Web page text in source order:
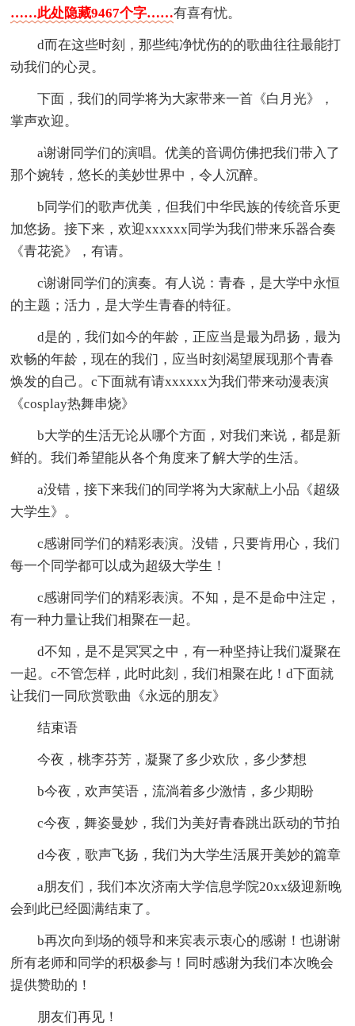
……此处隐藏9467个字……有喜有忧。
d而在这些时刻，那些纯净忧伤的的歌曲往往最能打
动我们的心灵。
下面，我们的同学将为大家带来一首《白月光》，
掌声欢迎。
a谢谢同学们的演唱。优美的音调仿佛把我们带入了
那个婉转，悠长的美妙世界中，令人沉醉。
b同学们的歌声优美，但我们中华民族的传统音乐更
加悠扬。接下来，欢迎xxxxxx同学为我们带来乐器合奏
《青花瓷》，有请。
c谢谢同学们的演奏。有人说：青春，是大学中永恒
的主题；活力，是大学生青春的特征。
d是的，我们如今的年龄，正应当是最为昂扬，最为
欢畅的年龄，现在的我们，应当时刻渴望展现那个青春
焕发的自己。c下面就有请xxxxxx为我们带来动漫表演
《cosplay热舞串烧》
b大学的生活无论从哪个方面，对我们来说，都是新
鲜的。我们希望能从各个角度来了解大学的生活。
a没错，接下来我们的同学将为大家献上小品《超级
大学生》。
c感谢同学们的精彩表演。没错，只要肯用心，我们
每一个同学都可以成为超级大学生！
c感谢同学们的精彩表演。不知，是不是命中注定，
有一种力量让我们相聚在一起。
d不知，是不是冥冥之中，有一种坚持让我们凝聚在
一起。c不管怎样，此时此刻，我们相聚在此！d下面就
让我们一同欣赏歌曲《永远的朋友》
结束语
今夜，桃李芬芳，凝聚了多少欢欣，多少梦想
b今夜，欢声笑语，流淌着多少激情，多少期盼
c今夜，舞姿曼妙，我们为美好青春跳出跃动的节拍
d今夜，歌声飞扬，我们为大学生活展开美妙的篇章
a朋友们，我们本次济南大学信息学院20xx级迎新晚
会到此已经圆满结束了。
b再次向到场的领导和来宾表示衷心的感谢！也谢谢
所有老师和同学的积极参与！同时感谢为我们本次晚会
提供赞助的！
朋友们再见！